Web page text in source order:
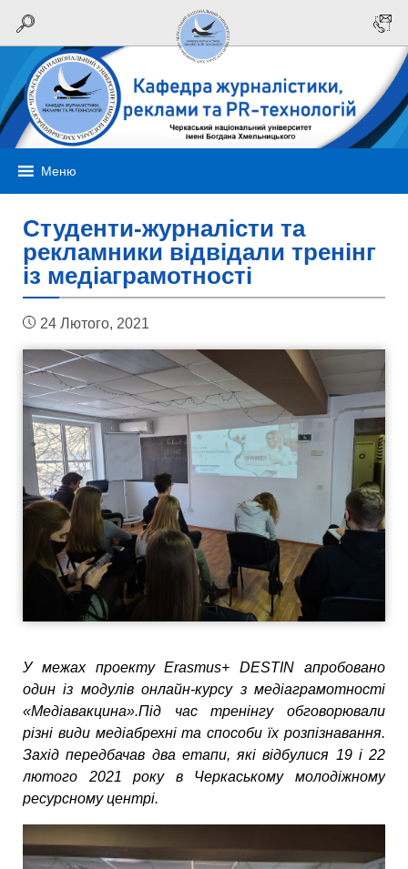
Меню
Студенти-журналісти та
рекламники відвідали тренінг
із медіаграмотності
24 Лютого, 2021
У межах проекту Erasmus+ DESTIN апробовано
один із модулів онлайн-курсу з медіаграмотності
«Медіавакцина».Під час тренінгу обговорювали
різні види медіабрехні та способи їх розпізнавання.
Захід передбачав два етапи, які відбулися 19 і 22
лютого 2021 року в Черкаському молодіжному
ресурсному центрі.